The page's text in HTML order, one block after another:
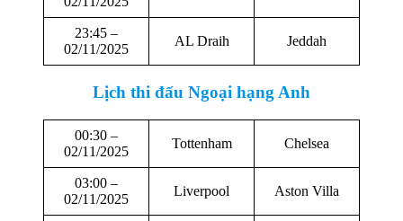
23:45 –
02/11/2025
AL Draih Jeddah
Lịch thi đấu Ngoại hạng Anh
00:30 –
02/11/2025
Tottenham Chelsea
03:00 –
02/11/2025
Liverpool Aston Villa